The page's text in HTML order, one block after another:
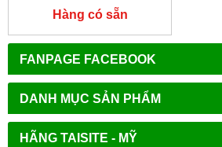
FANPAGE FACEBOOK
DANH MỤC SẢN PHẨM
HÃNG TAISITE - MỸ
Hàng có sẵn